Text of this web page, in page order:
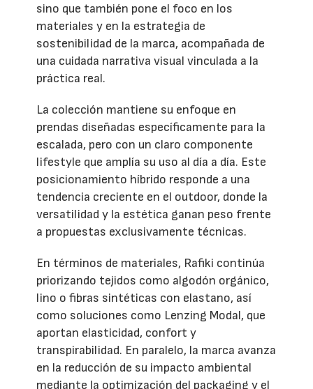
sino que también pone el foco en los
materiales y en la estrategia de
sostenibilidad de la marca, acompañada de
una cuidada narrativa visual vinculada a la
práctica real.
La colección mantiene su enfoque en
prendas diseñadas específicamente para la
escalada, pero con un claro componente
lifestyle que amplía su uso al día a día. Este
posicionamiento híbrido responde a una
tendencia creciente en el outdoor, donde la
versatilidad y la estética ganan peso frente
a propuestas exclusivamente técnicas.
En términos de materiales, Rafiki continúa
priorizando tejidos como algodón orgánico,
lino o fibras sintéticas con elastano, así
como soluciones como Lenzing Modal, que
aportan elasticidad, confort y
transpirabilidad. En paralelo, la marca avanza
en la reducción de su impacto ambiental
mediante la optimización del packaging y el